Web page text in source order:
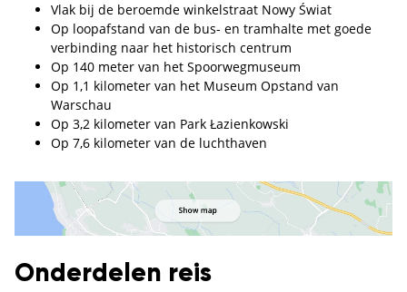
Vlak bij de beroemde winkelstraat Nowy Świat
Op loopafstand van de bus- en tramhalte met goede
verbinding naar het historisch centrum
Op 140 meter van het Spoorwegmuseum
Op 1,1 kilometer van het Museum Opstand van
Warschau
Op 3,2 kilometer van Park Łazienkowski
Op 7,6 kilometer van de luchthaven
Onderdelen reis